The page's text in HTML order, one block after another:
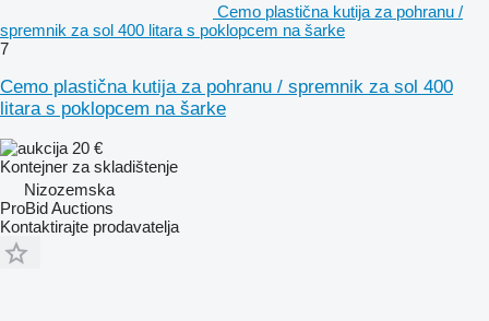
Cemo plastična kutija za pohranu /
spremnik za sol 400 litara s poklopcem na šarke
7
Cemo plastična kutija za pohranu / spremnik za sol 400
litara s poklopcem na šarke
20 €
Kontejner za skladištenje
Nizozemska
ProBid Auctions
Kontaktirajte prodavatelja